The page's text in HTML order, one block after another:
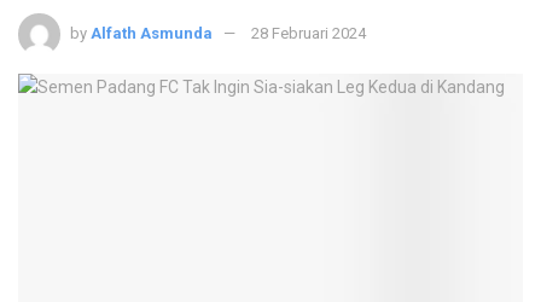
by Alfath Asmunda 28 Februari 2024